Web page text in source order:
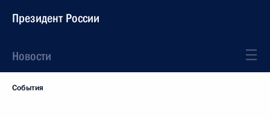
Президент России
Новости
События